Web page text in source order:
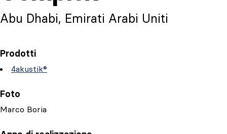
Abu Dhabi, Emirati Arabi Uniti
Prodotti
4akustik®
Foto
Marco Boria